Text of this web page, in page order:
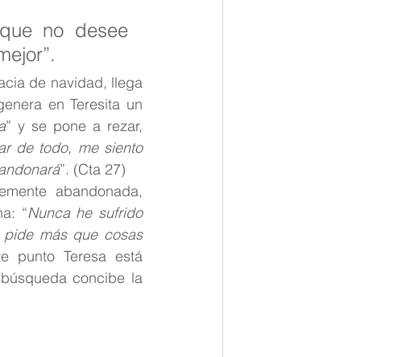
no desee
de navidad, llega
en Teresita un
” y se pone a rezar,
de todo, me siento
”. (Cta 27)
abandonada,
“Nunca he sufrido
más que cosas
punto Teresa está
concibe la